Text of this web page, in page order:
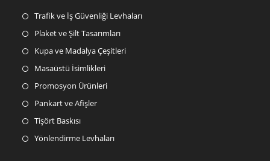
Trafik ve İş Güvenliği Levhaları
Plaket ve Şilt Tasarımları
Kupa ve Madalya Çeşitleri
Masaüstü İsimlikleri
Promosyon Ürünleri
Pankart ve Afişler
Tişört Baskısı
Yönlendirme Levhaları